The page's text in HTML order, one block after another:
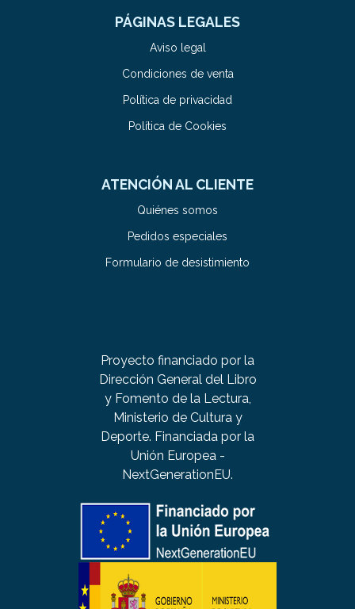
PÁGINAS LEGALES
Aviso legal
Condiciones de venta
Política de privacidad
Política de Cookies
ATENCIÓN AL CLIENTE
Quiénes somos
Pedidos especiales
Formulario de desistimiento
Proyecto financiado por la
Dirección General del Libro
y Fomento de la Lectura,
Ministerio de Cultura y
Deporte. Financiada por la
Unión Europea -
NextGenerationEU.